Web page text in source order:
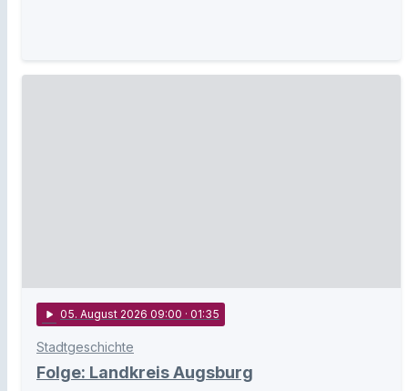
play_arrow 05. August 2026 09:00 · 01:35
Stadtgeschichte
Folge: Landkreis Augsburg